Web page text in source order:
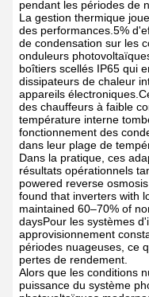
pendant les périodes de
La gestion thermique
des performances.5%
de condensation sur les
onduleurs
boîtiers scellés IP65 qui
dissipateurs de chaleur
appareils
des chauffeurs à faible
température interne
fonctionnement des
dans leur plage de
Dans la pratique, ces
résultats opérationnels
powered reverse
found that inverters with
maintained 60–70% of
daysPour les systèmes
approvisionnement
périodes nuageuses, ce
pertes de rendement.
Alors que les conditions
puissance du système